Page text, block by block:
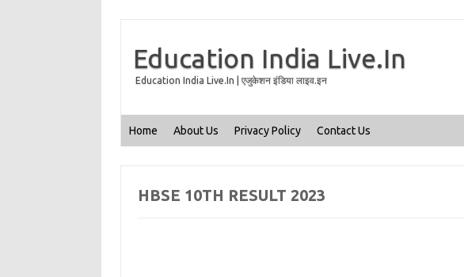
Education India Live.In
Education India Live.In | एजुकेशन इंडिया लाइव.इन
Home About Us Privacy Policy Contact Us
HBSE 10TH RESULT 2023